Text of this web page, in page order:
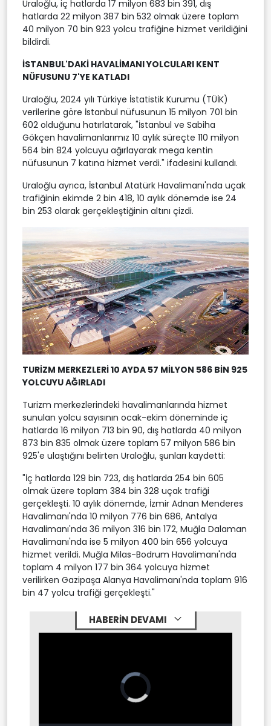
Uraloğlu, iç hatlarda 17 milyon 683 bin 391, dış
hatlarda 22 milyon 387 bin 532 olmak üzere toplam
40 milyon 70 bin 923 yolcu trafiğine hizmet verildiğini
bildirdi.
İSTANBUL'DAKİ HAVALİMANI YOLCULARI KENT
NÜFUSUNU 7'YE KATLADI
⁠Uraloğlu, 2024 yılı Türkiye İstatistik Kurumu (TÜİK)
verilerine göre İstanbul nüfusunun 15 milyon 701 bin
602 olduğunu hatırlatarak, "İstanbul ve Sabiha
Gökçen havalimanlarımız 10 aylık süreçte 110 milyon
564 bin 824 yolcuyu ağırlayarak mega kentin
nüfusunun 7 katına hizmet verdi." ifadesini kullandı.
Uraloğlu ayrıca, İstanbul Atatürk Havalimanı'nda uçak
trafiğinin ekimde 2 bin 418, 10 aylık dönemde ise 24
bin 253 olarak gerçekleştiğinin altını çizdi.
TURİZM MERKEZLERİ 10 AYDA 57 MİLYON 586 BİN 925
YOLCUYU AĞIRLADI
Turizm merkezlerindeki havalimanlarında hizmet
sunulan yolcu sayısının ocak-ekim döneminde iç
hatlarda 16 milyon 713 bin 90, dış hatlarda 40 milyon
873 bin 835 olmak üzere toplam 57 milyon 586 bin
925'e ulaştığını belirten Uraloğlu, şunları kaydetti:
"İç hatlarda 129 bin 723, dış hatlarda 254 bin 605
olmak üzere toplam 384 bin 328 uçak trafiği
gerçekleşti. 10 aylık dönemde, İzmir Adnan Menderes
Havalimanı'nda 10 milyon 776 bin 686, Antalya
Havalimanı'nda 36 milyon 316 bin 172, Muğla Dalaman
Havalimanı'nda ise 5 milyon 400 bin 656 yolcuya
hizmet verildi. Muğla Milas-Bodrum Havalimanı'nda
toplam 4 milyon 177 bin 364 yolcuya hizmet
verilirken Gazipaşa Alanya Havalimanı'nda toplam 916
bin 47 yolcu trafiği gerçekleşti."
HABERİN DEVAMI
Video
Player
is
loading.